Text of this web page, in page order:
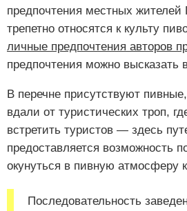
предпочтения местных жителей
трепетно относятся к культу
личные предпочтения авторов
предпочтения можно высказать
В перечне присутствуют
вдали от туристических троп,
встретить туристов — здесь
предоставляется возможность
окунуться в пивную атмосферу
Последовательность